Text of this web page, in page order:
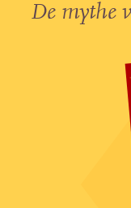
De mythe